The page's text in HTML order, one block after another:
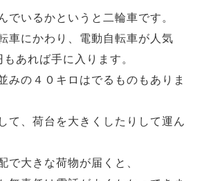
でいるかというと二輪車です。
車にかわり、電動自転車が人気
あれば手に入ります。
みの４０キロはでるものもありま
て、荷台を大きくしたりして運ん
で大きな荷物が届くと、